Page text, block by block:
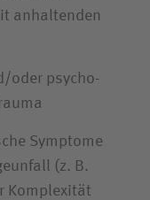
anhaltenden
oder psycho­
Symptome
(z. B.
Komplexität